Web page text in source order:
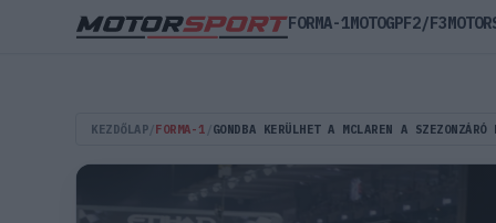
KEZDŐLAP FORMA-1 GONDBA KERÜLHET A MCLAREN A SZEZONZÁRÓ
FORMA-1MOTOGPF2/F3